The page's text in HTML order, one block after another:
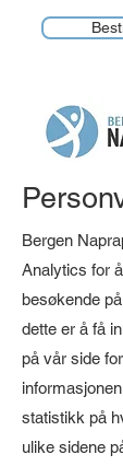
Bergen
Analytics for
besøkende
dette er å få
på vår side
statistikk på
ulike sidene